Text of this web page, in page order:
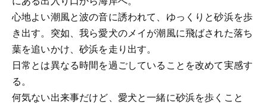
心地よい潮風と波の音に誘われて、ゆっくりと砂浜を歩
き出す。突如、我ら愛犬のメイが潮風に飛ばされた落ち
葉を追いかけ、砂浜を走り出す。
日常とは異なる時間を過ごしていることを改めて実感す
る。
何気ない出来事だけど、愛犬と一緒に砂浜を歩くこと